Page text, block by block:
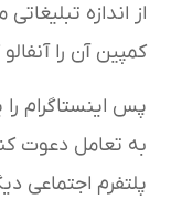
از اندازه
کمپین آن را
پس اینستاگرام را
به تعامل دعوت
پلتفرم اجتماعی